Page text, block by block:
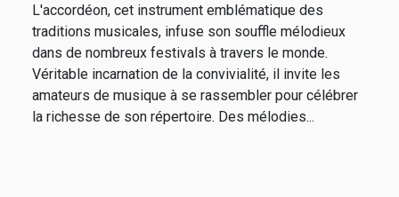
L'accordéon, cet instrument emblématique des
traditions musicales, infuse son souffle mélodieux
dans de nombreux festivals à travers le monde.
Véritable incarnation de la convivialité, il invite les
amateurs de musique à se rassembler pour célébrer
la richesse de son répertoire. Des mélodies...